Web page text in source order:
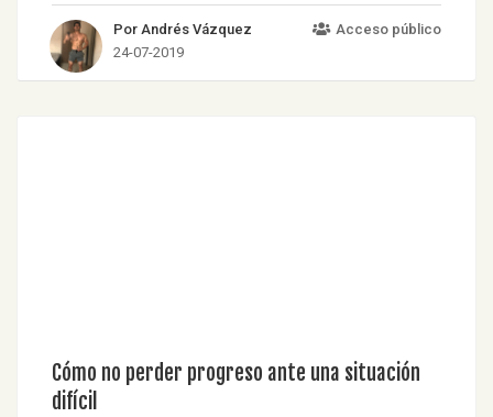
Por Andrés Vázquez
24-07-2019
Acceso público
Cómo no perder progreso ante una situación
difícil